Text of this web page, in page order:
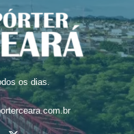
os dias.